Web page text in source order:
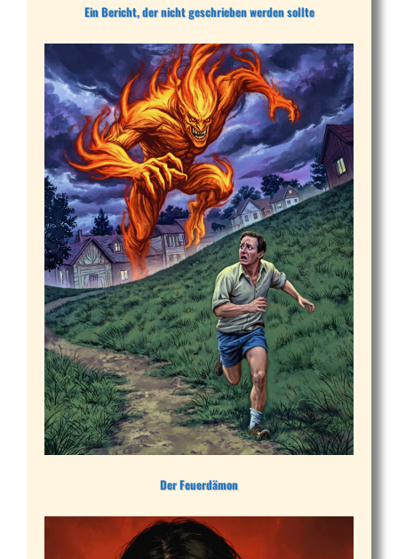
Ein Bericht, der nicht geschrieben werden sollte
Der Feuerdämon